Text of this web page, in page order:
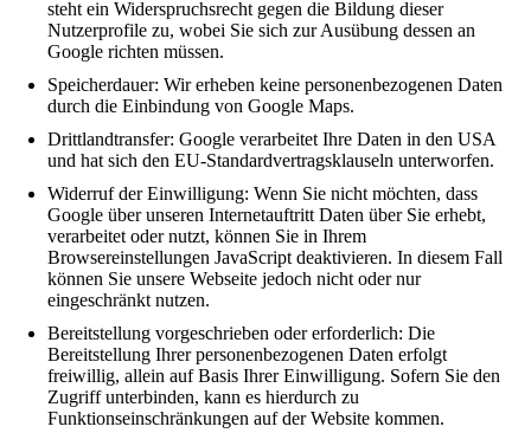
steht ein Widerspruchsrecht gegen die Bildung dieser
Nutzerprofile zu, wobei Sie sich zur Ausübung dessen an
Google richten müssen.
Speicherdauer: Wir erheben keine personenbezogenen Daten
durch die Einbindung von Google Maps.
Drittlandtransfer: Google verarbeitet Ihre Daten in den USA
und hat sich den EU-Standardvertragsklauseln unterworfen.
Widerruf der Einwilligung: Wenn Sie nicht möchten, dass
Google über unseren Internetauftritt Daten über Sie erhebt,
verarbeitet oder nutzt, können Sie in Ihrem
Browsereinstellungen JavaScript deaktivieren. In diesem Fall
können Sie unsere Webseite jedoch nicht oder nur
eingeschränkt nutzen.
Bereitstellung vorgeschrieben oder erforderlich: Die
Bereitstellung Ihrer personenbezogenen Daten erfolgt
freiwillig, allein auf Basis Ihrer Einwilligung. Sofern Sie den
Zugriff unterbinden, kann es hierdurch zu
Funktionseinschränkungen auf der Website kommen.